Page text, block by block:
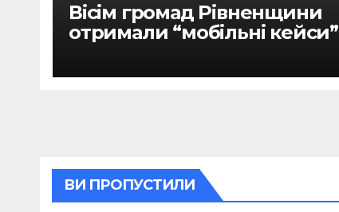
Вісім громад Рівненщини
отримали “мобільні кейси”
ВИ ПРОПУСТИЛИ